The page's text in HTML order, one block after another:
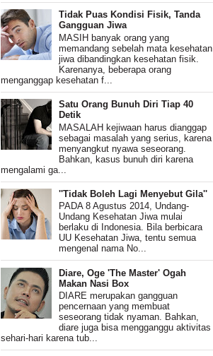
Tidak Puas Kondisi Fisik, Tanda
Gangguan Jiwa
MASIH banyak orang yang
memandang sebelah mata kesehatan
jiwa dibandingkan kesehatan fisik.
Karenanya, beberapa orang
menganggap kesehatan f...
Satu Orang Bunuh Diri Tiap 40
Detik
MASALAH kejiwaan harus dianggap
sebagai masalah yang serius, karena
menyangkut nyawa seseorang.
Bahkan, kasus bunuh diri karena
mengalami ga...
''Tidak Boleh Lagi Menyebut Gila''
PADA 8 Agustus 2014, Undang-
Undang Kesehatan Jiwa mulai
berlaku di Indonesia. Bila berbicara
UU Kesehatan Jiwa, tentu semua
mengenal nama No...
Diare, Oge 'The Master' Ogah
Makan Nasi Box
DIARE merupakan gangguan
pencernaan yang membuat
seseorang tidak nyaman. Bahkan,
diare juga bisa mengganggu aktivitas
sehari-hari karena tub...